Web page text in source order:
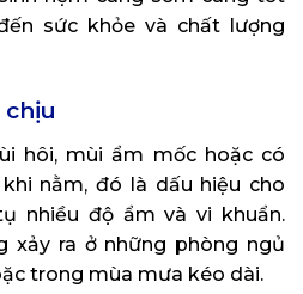
sức khỏe và chất lượng
hôi, mùi ẩm mốc hoặc có
nằm, đó là dấu hiệu cho
nhiều độ ẩm và vi khuẩn.
xảy ra ở những phòng ngủ
trong mùa mưa kéo dài.